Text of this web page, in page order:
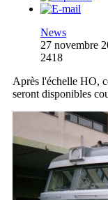
News
27 novembre
2418
Après l'échelle HO,
seront disponibles